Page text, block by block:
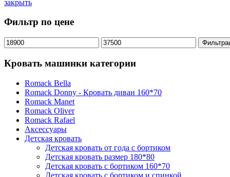
закрыть
Фильтр по цене
Минимальная
цена
Максимальная
цена
Кровать машинки категории
Romack Bella
Romack Donny - Кровать диван 160*70
Romack Manet
Romack Oliver
Romack Rafael
Аксессуары
Детская кровать
Детская кровать от года с бортиком
Детская кровать размер 180*80
Детская кровать с бортиком 160*70
Детская кровать с бортиком и спинкой